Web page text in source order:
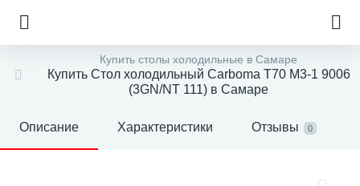
Купить столы холодильные в Самаре
Купить Стол холодильный Carboma T70 M3-1 9006
(3GN/NT 111) в Самаре
Описание Характеристики Отзывы 0